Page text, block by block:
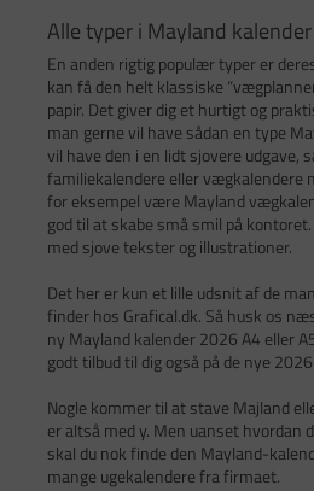
Alle typer i Mayland
En anden rigtig populær typer er
kan få den helt klassiske
papir. Det giver dig et hurtigt og
man gerne vil have sådan en type
vil have den i en lidt sjovere udgave,
familiekalendere eller vægkalendere
for eksempel være Mayland
god til at skabe små smil på
med sjove tekster og illustrationer.
Det her er kun et lille udsnit af de
finder hos Grafical.dk. Så husk os
ny Mayland kalender 2026 A4 eller
godt tilbud til dig også på de nye
Nogle kommer til at stave Majland
er altså med y. Men uanset hvordan
skal du nok finde den Mayland-
mange ugekalendere fra firmaet.